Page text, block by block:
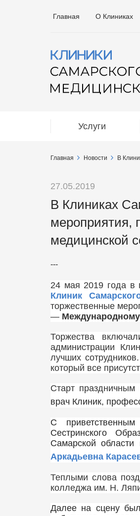
Главная О Клиниках
Услуги
Главная Новости В
27.05.2019
В Клиниках
мероприятия,
медицинской
---
24 мая 2019 года в
Клиник
торжественные
—
Торжества
администрации
лучших
который все
Старт праздничным
врач Клиник,
С
Сестринского
Самарской области
Аркадьевна
Теплыми слова
колледжа им. Н.
Далее на сцену